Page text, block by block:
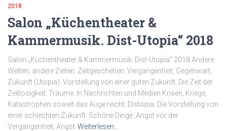
2018
Salon „Küchentheater &
Kammermusik. Dist-Utopia“ 2018
Salon „Küchentheater & Kammermusik. Dist-Utopia“ 2018 Andere
Welten, andere Zeiten. Zeitgeschehen. Vergangenheit, Gegenwart,
Zukunft (Utopia). Vorstellung von einer guten Zukunft. Die Zeit der
Zeitlosigkeit. Träume. In Nachrichten und Medien Krisen, Kriege,
Katastrophen soweit das Auge reicht. Distopia. Die Vorstellung von
einer schlechten Zukunft. Schöne Dinge. Angst vor der
Vergangenheit, Angst Weiterlesen…